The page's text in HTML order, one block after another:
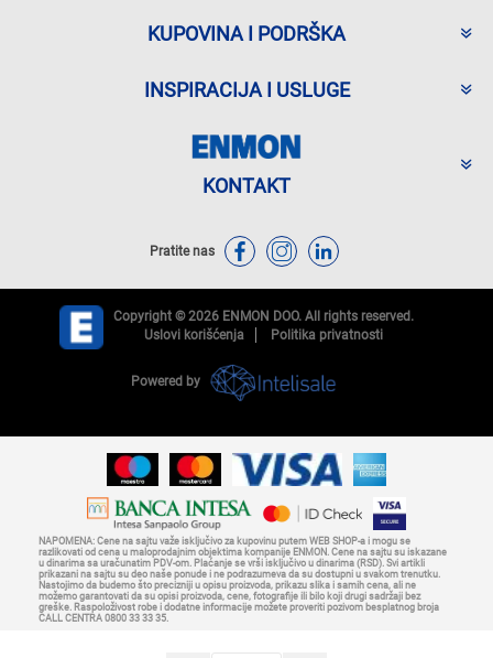
KUPOVINA I PODRŠKA
INSPIRACIJA I USLUGE
KONTAKT
Pratite nas
Copyright © 2026 ENMON DOO. All rights reserved.
Uslovi korišćenja
Politika privatnosti
Powered by
NAPOMENA: Cene na sajtu važe isključivo za kupovinu putem WEB SHOP-a i mogu se
razlikovati od cena u maloprodajnim objektima kompanije ENMON. Cene na sajtu su iskazane
u dinarima sa uračunatim PDV-om. Plaćanje se vrši isključivo u dinarima (RSD). Svi artikli
prikazani na sajtu su deo naše ponude i ne podrazumeva da su dostupni u svakom trenutku.
Nastojimo da budemo što precizniji u opisu proizvoda, prikazu slika i samih cena, ali ne
možemo garantovati da su opisi proizvoda, cene, fotografije ili bilo koji drugi sadržaji bez
greške. Raspoloživost robe i dodatne informacije možete proveriti pozivom besplatnog broja
CALL CENTRA 0800 33 33 35.